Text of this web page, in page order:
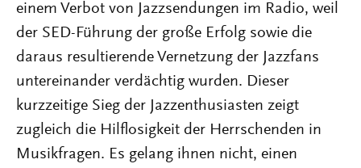
einem Verbot von Jazzsendungen im Radio, weil
der SED-Führung der große Erfolg sowie die
daraus resultierende Vernetzung der Jazzfans
untereinander verdächtig wurden. Dieser
kurzzeitige Sieg der Jazzenthusiasten zeigt
zugleich die Hilflosigkeit der Herrschenden in
Musikfragen. Es gelang ihnen nicht, einen